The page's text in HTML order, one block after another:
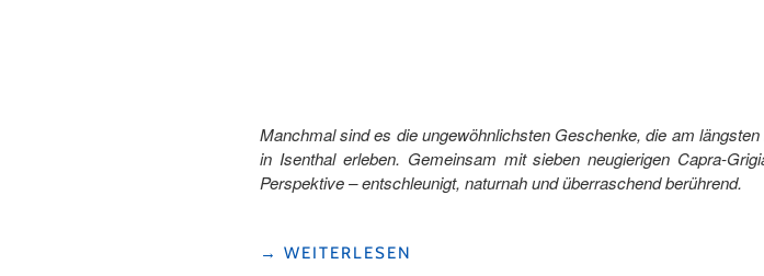
Manchmal sind es die ungewöhnlichsten Geschenke, die am
in Isenthal erleben. Gemeinsam mit sieben neugierigen Capra-
Perspektive – entschleunigt, naturnah und überraschend berührend.
"ZIEGENTREKKING
→ WEITERLESEN